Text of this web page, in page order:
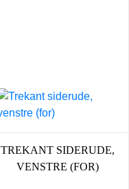
TREKANT SIDERUDE,
VENSTRE (FOR)